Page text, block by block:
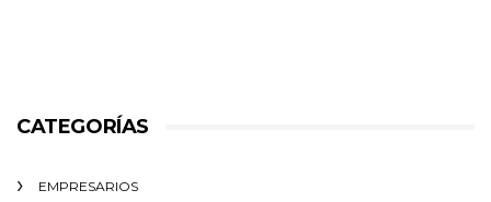
CATEGORÍAS
EMPRESARIOS